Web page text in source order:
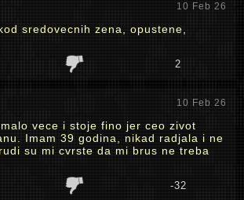
10 Feb 26
sredovecnih zena, opustene,
2
10 Feb 26
vece i stoje fino jer ceo zivot
Imam 39 godina, nikad radjala i ne
su mi cvrste da mi brus ne treba
-32